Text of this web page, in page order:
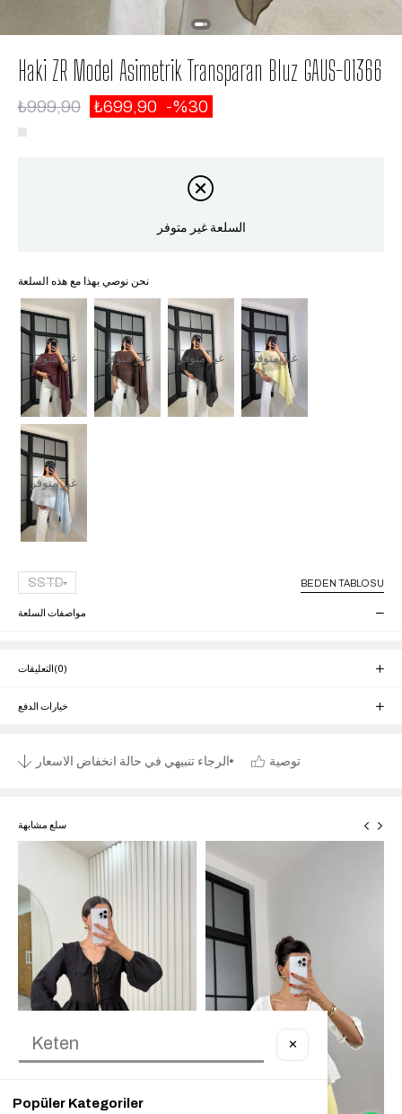
Haki ZR Model Asimetrik Transparan Bluz GAUS-01366
₺999,90 ₺699,90 30
السلعة غير متوفر
نحن نوصي بهذا مع هذه السلعة
غير متوفر غير متوفر غير متوفر غير متوفر
غير متوفر
SSTD BEDEN TABLOSU
مواصفات السلعة
التعليقات(0)
خيارات الدفع
الرجاء تنبيهي في حالة انخفاض الاسعار توصية
سلع مشابهة
✕
Popüler Kategoriler